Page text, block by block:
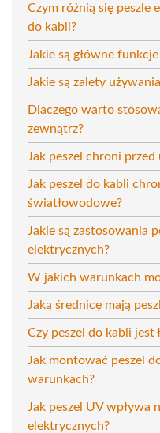
Czym różnią się peszle
do kabli?
Jakie są główne
Jakie są zalety
Dlaczego warto
zewnątrz?
Jak peszel chroni
Jak peszel do kabli
światłowodowe?
Jakie są zastosowania
elektrycznych?
W jakich warunkach
Jaką średnicę mają
Czy peszel do kabli jest
Jak montować peszel
warunkach?
Jak peszel UV wpływa
elektrycznych?